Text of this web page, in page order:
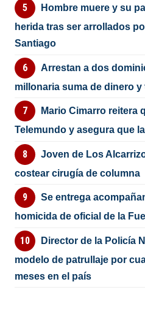
Hombre muere y su
herida tras ser arrollados
Santiago
Arrestan a dos
millonaria suma de dinero
Mario Cimarro reitera
Telemundo y asegura que
Joven de Los
costear cirugía de columna
Se entrega
homicida de oficial de la
Director de la Policía
modelo de patrullaje por
meses en el país